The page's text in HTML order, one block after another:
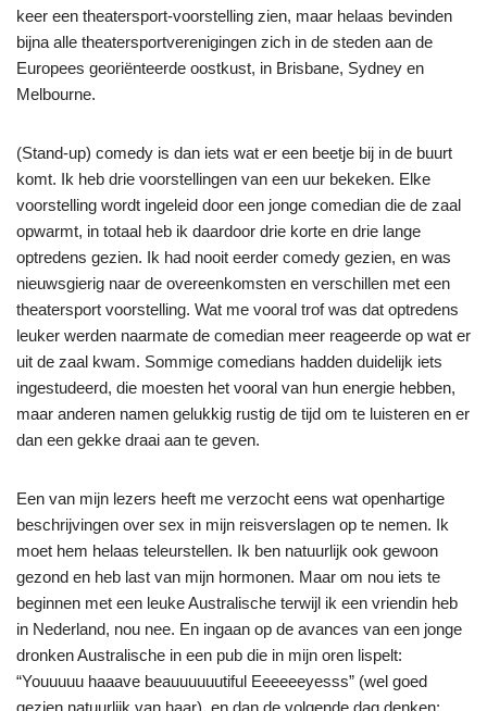
keer een theatersport-voorstelling zien, maar helaas bevinden
bijna alle theatersportverenigingen zich in de steden aan de
Europees georiënteerde oostkust, in Brisbane, Sydney en
Melbourne.
(Stand-up) comedy is dan iets wat er een beetje bij in de buurt
komt. Ik heb drie voorstellingen van een uur bekeken. Elke
voorstelling wordt ingeleid door een jonge comedian die de zaal
opwarmt, in totaal heb ik daardoor drie korte en drie lange
optredens gezien. Ik had nooit eerder comedy gezien, en was
nieuwsgierig naar de overeenkomsten en verschillen met een
theatersport voorstelling. Wat me vooral trof was dat optredens
leuker werden naarmate de comedian meer reageerde op wat er
uit de zaal kwam. Sommige comedians hadden duidelijk iets
ingestudeerd, die moesten het vooral van hun energie hebben,
maar anderen namen gelukkig rustig de tijd om te luisteren en er
dan een gekke draai aan te geven.
Een van mijn lezers heeft me verzocht eens wat openhartige
beschrijvingen over sex in mijn reisverslagen op te nemen. Ik
moet hem helaas teleurstellen. Ik ben natuurlijk ook gewoon
gezond en heb last van mijn hormonen. Maar om nou iets te
beginnen met een leuke Australische terwijl ik een vriendin heb
in Nederland, nou nee. En ingaan op de avances van een jonge
dronken Australische in een pub die in mijn oren lispelt:
“Youuuuu haaave beauuuuuutiful Eeeeeeyesss” (wel goed